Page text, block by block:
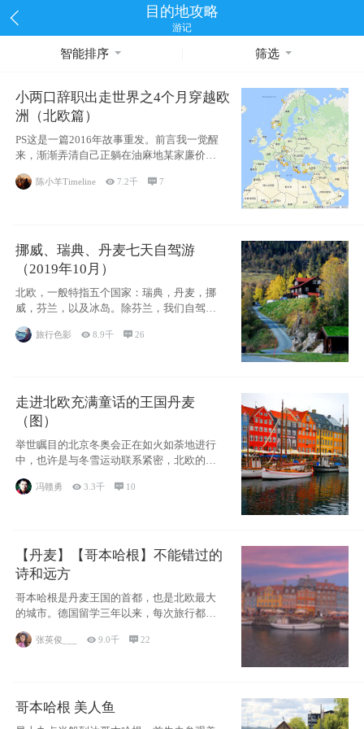
目的地攻略
游记
智能排序 筛选
小两口辞职出走世界之4个月穿越欧
洲（北欧篇）
PS这是一篇2016年故事重发。前言我一觉醒
来，渐渐弄清自己正躺在油麻地某家廉价宾
馆
陈小羊Timeline 7.2千 7
挪威、瑞典、丹麦七天自驾游
（2019年10月）
北欧，一般特指五个国家：瑞典，丹麦，挪
威，芬兰，以及冰岛。除芬兰，我们自驾游
旅行色影 8.9千 26
走进北欧充满童话的王国丹麦
（图）
举世瞩目的北京冬奥会正在如火如荼地进行
中，也许是与冬雪运动联系紧密，北欧的一
些国家因
冯赣勇 3.3千  10
【丹麦】【哥本哈根】不能错过的
诗和远方
哥本哈根是丹麦王国的首都，也是北欧最大
的城市。德国留学三年以来，每次旅行都是
张英俊___ 9.0千 22
哥本哈根 美人鱼